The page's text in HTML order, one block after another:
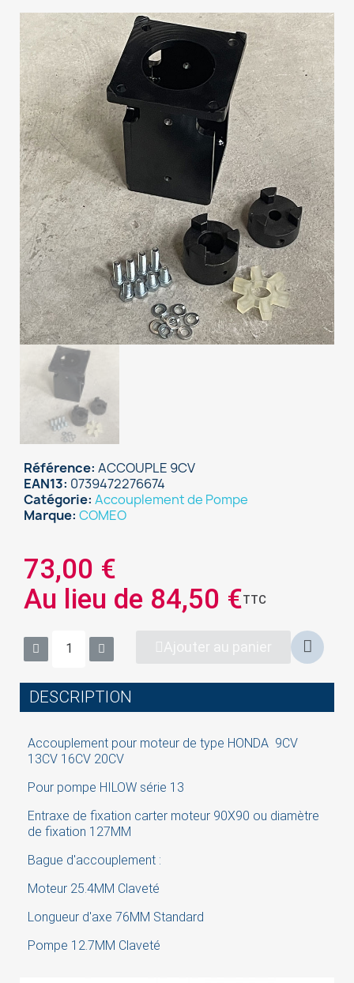
Référence ACCOUPLE 9CV
EAN13 0739472276674
Catégorie Accouplement de Pompe
Marque COMEO
73,00 €
Au lieu de 84,50 €TTC
Ajouter au panier
DESCRIPTION
Accouplement pour moteur de type HONDA 9CV
13CV 16CV 20CV
Pour pompe HILOW série 13
Entraxe de fixation carter moteur 90X90 ou diamètre
de fixation 127MM
Bague d'accouplement :
Moteur 25.4MM Claveté
Longueur d'axe 76MM Standard
Pompe 12.7MM Claveté
Sign in ×
You need to be logged in to save products in your
Cancel